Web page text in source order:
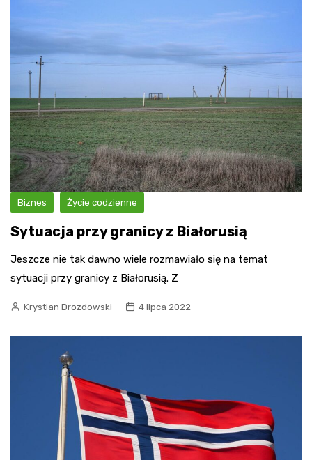
Biznes Życie codzienne
Sytuacja przy granicy z Białorusią
Jeszcze nie tak dawno wiele rozmawiało się na temat
sytuacji przy granicy z Białorusią. Z
Krystian Drozdowski 4 lipca 2022